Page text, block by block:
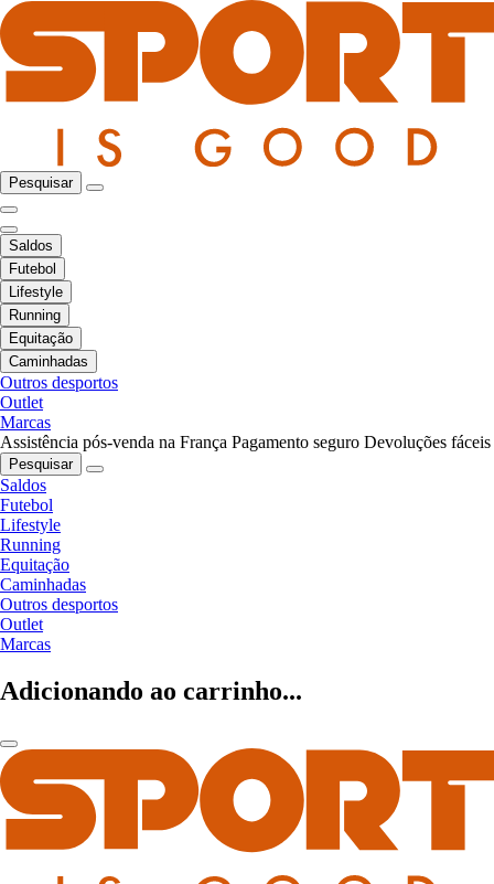
Pesquisar
Saldos
Futebol
Lifestyle
Running
Equitação
Caminhadas
Outros desportos
Outlet
Marcas
Assistência pós-venda na França Pagamento seguro Devoluções fáceis
Pesquisar
Saldos
Futebol
Lifestyle
Running
Equitação
Caminhadas
Outros desportos
Outlet
Marcas
Adicionando ao carrinho...